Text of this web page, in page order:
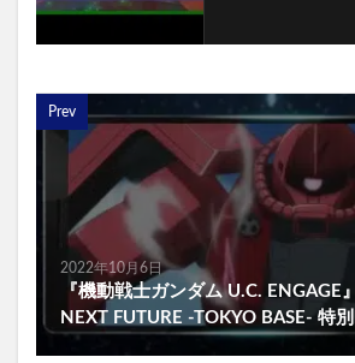
Prev
2022年10月6日
『機動戦士ガンダム U.C. ENGAGE
NEXT FUTURE -TOKYO BASE- 特別